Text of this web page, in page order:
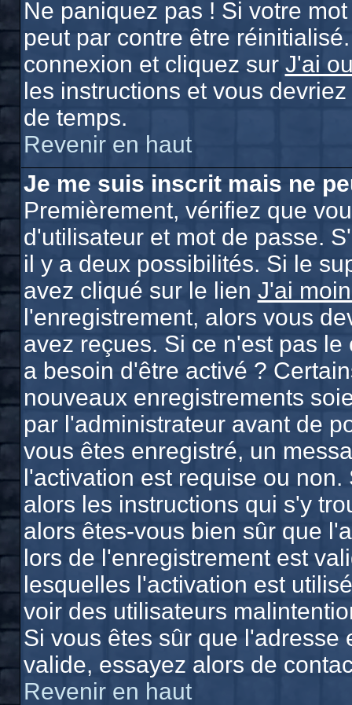
Ne paniquez pas ! Si votre
peut par contre être
connexion et cliquez sur J'ai
les instructions et vous
de temps.
Revenir en haut
Je me suis inscrit mais ne
Premièrement, vérifiez que
d'utilisateur et mot de passe.
il y a deux possibilités. Si le
avez cliqué sur le lien J'ai
l'enregistrement, alors vous
avez reçues. Si ce n'est pas
a besoin d'être activé ?
nouveaux enregistrements
par l'administrateur avant de
vous êtes enregistré, un
l'activation est requise ou
alors les instructions qui s'y
alors êtes-vous bien sûr que
lors de l'enregistrement est
lesquelles l'activation est
voir des utilisateurs
Si vous êtes sûr que l'adresse
valide, essayez alors de
Revenir en haut